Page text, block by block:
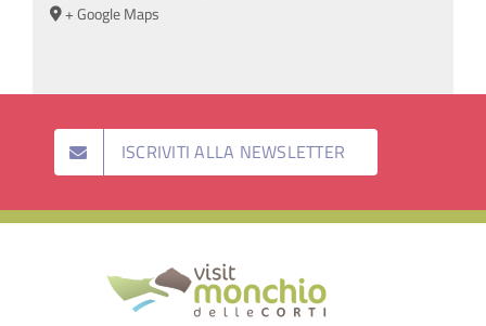
+ Google Maps
ISCRIVITI ALLA NEWSLETTER